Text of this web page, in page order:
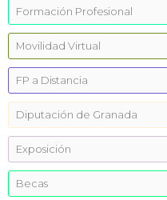
Formación Profesional
Movilidad Virtual
FP a Distancia
Diputación de Granada
Exposición
Becas